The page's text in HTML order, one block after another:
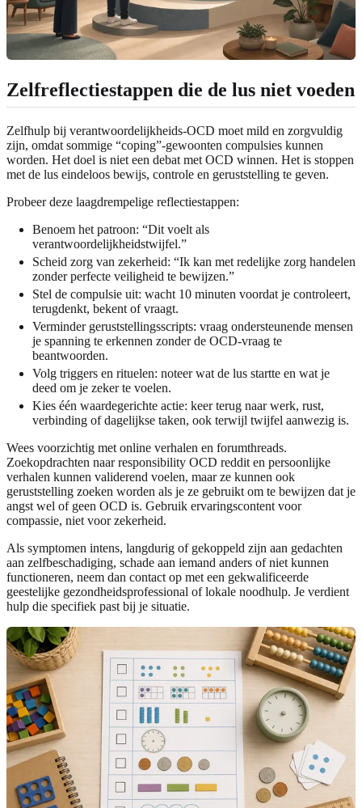
Zelfreflectiestappen die de lus niet voeden
Zelfhulp bij verantwoordelijkheids-OCD moet mild en zorgvuldig
zijn, omdat sommige “coping”-gewoonten compulsies kunnen
worden. Het doel is niet een debat met OCD winnen. Het is stoppen
met de lus eindeloos bewijs, controle en geruststelling te geven.
Probeer deze laagdrempelige reflectiestappen:
Benoem het patroon: “Dit voelt als
verantwoordelijkheidstwijfel.”
Scheid zorg van zekerheid: “Ik kan met redelijke zorg handelen
zonder perfecte veiligheid te bewijzen.”
Stel de compulsie uit: wacht 10 minuten voordat je controleert,
terugdenkt, bekent of vraagt.
Verminder geruststellingsscripts: vraag ondersteunende mensen
je spanning te erkennen zonder de OCD-vraag te
beantwoorden.
Volg triggers en rituelen: noteer wat de lus startte en wat je
deed om je zeker te voelen.
Kies één waardegerichte actie: keer terug naar werk, rust,
verbinding of dagelijkse taken, ook terwijl twijfel aanwezig is.
Wees voorzichtig met online verhalen en forumthreads.
Zoekopdrachten naar responsibility OCD reddit en persoonlijke
verhalen kunnen validerend voelen, maar ze kunnen ook
geruststelling zoeken worden als je ze gebruikt om te bewijzen dat je
angst wel of geen OCD is. Gebruik ervaringscontent voor
compassie, niet voor zekerheid.
Als symptomen intens, langdurig of gekoppeld zijn aan gedachten
aan zelfbeschadiging, schade aan iemand anders of niet kunnen
functioneren, neem dan contact op met een gekwalificeerde
geestelijke gezondheidsprofessional of lokale noodhulp. Je verdient
hulp die specifiek past bij je situatie.